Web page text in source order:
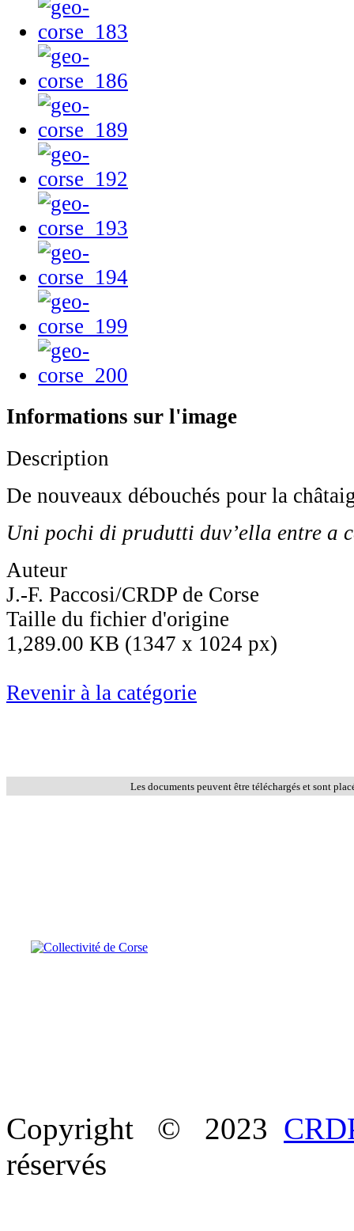
Informations sur l'image
Description
De nouveaux débouchés pour la
Uni pochi di prudutti duv’ella entre a
Auteur
J.-F. Paccosi/CRDP de Corse
Taille du fichier d'origine
1,289.00 KB (1347 x 1024 px)
Revenir à la catégorie
Les documents peuvent être téléchargés et sont
Copyright © 2023
réservés